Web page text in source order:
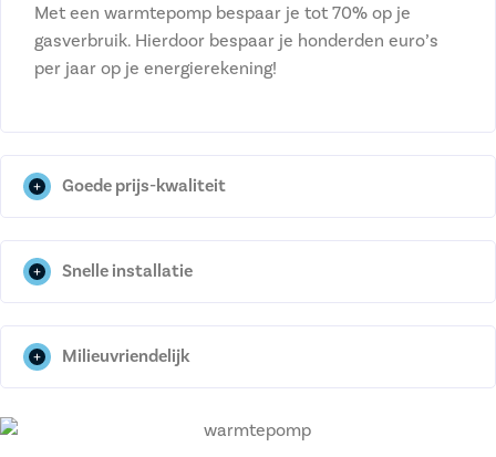
Met een warmtepomp bespaar je tot 70% op je
gasverbruik. Hierdoor bespaar je honderden euro’s
per jaar op je energierekening!
Goede prijs-kwaliteit
Snelle installatie
Milieuvriendelijk